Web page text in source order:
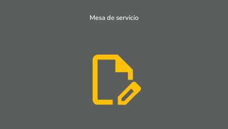
Mesa de servicio